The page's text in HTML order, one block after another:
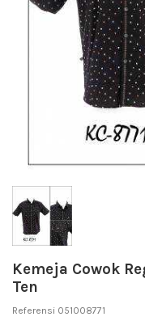
Kemeja Cowok
Ten
Referensi 051008771